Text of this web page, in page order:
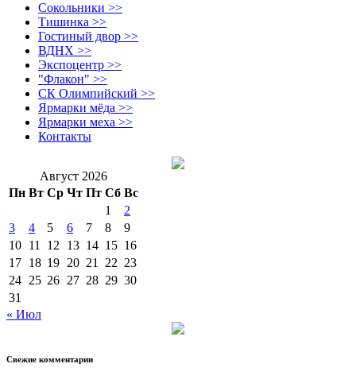
Сокольники >>
Тишинка >>
Гостиный двор >>
ВДНХ >>
Экспоцентр >>
"Флакон" >>
СК Олимпийский >>
Ярмарки мёда >>
Ярмарки меха >>
Контакты
Август 2026
Пн Вт Ср Чт Пт Сб Вс
1
2
3
4 5 6 7 8
9
10 11 12 13 14 15 16
17 18 19 20 21 22 23
24 25 26 27 28 29 30
31
« Июл
Свежие комментарии